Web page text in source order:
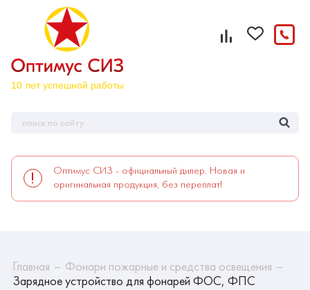
Оптимус СИЗ - официальный дилер. Новая и
оригинальная продукция, без переплат!
Главная
Фонари пожарные и средства освещения
Зарядное устройство для фонарей ФОС, ФПС